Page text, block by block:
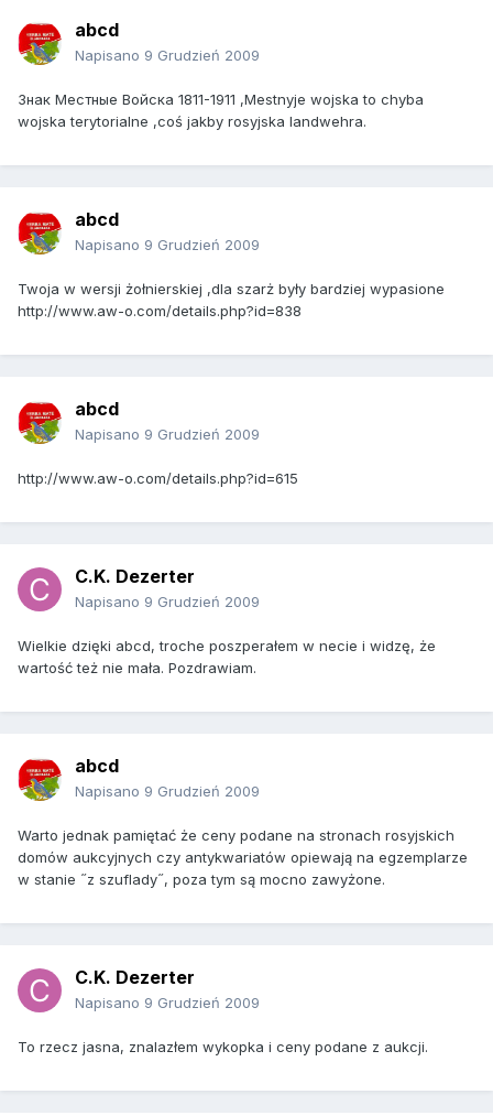
abcd
Napisano 9 Grudzień 2009
Знак Местные Войска 1811-1911 ,Mestnyje wojska to chyba
wojska terytorialne ,coś jakby rosyjska landwehra.
abcd
Napisano 9 Grudzień 2009
Twoja w wersji żołnierskiej ,dla szarż były bardziej wypasione
http://www.aw-o.com/details.php?id=838
abcd
Napisano 9 Grudzień 2009
http://www.aw-o.com/details.php?id=615
C.K. Dezerter
Napisano 9 Grudzień 2009
Wielkie dzięki abcd, troche poszperałem w necie i widzę, że
wartość też nie mała. Pozdrawiam.
abcd
Napisano 9 Grudzień 2009
Warto jednak pamiętać że ceny podane na stronach rosyjskich
domów aukcyjnych czy antykwariatów opiewają na egzemplarze
w stanie ˝z szuflady˝, poza tym są mocno zawyżone.
C.K. Dezerter
Napisano 9 Grudzień 2009
To rzecz jasna, znalazłem wykopka i ceny podane z aukcji.